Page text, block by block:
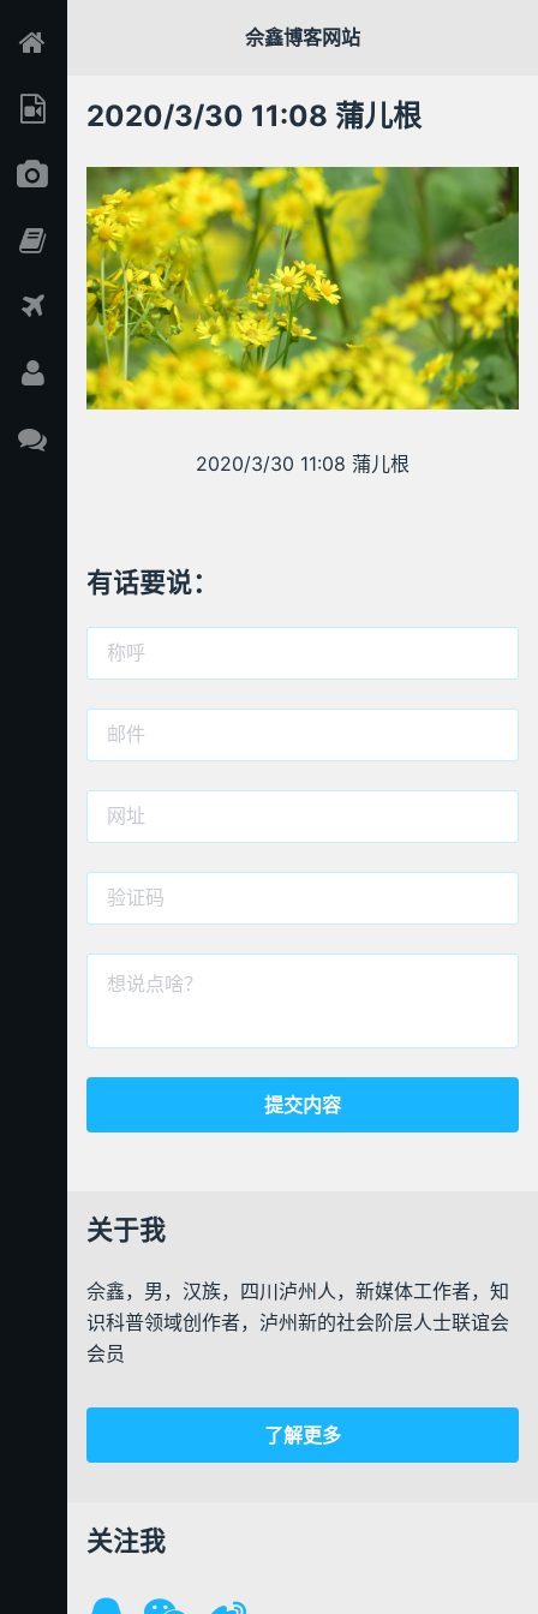
佘鑫博客网站
2020/3/30 11:08 蒲儿根
2020/3/30 11:08 蒲儿根
有话要说：
关于我
佘鑫，男，汉族，四川泸州人，新媒体工作者，知
识科普领域创作者，泸州新的社会阶层人士联谊会
会员
了解更多
关注我